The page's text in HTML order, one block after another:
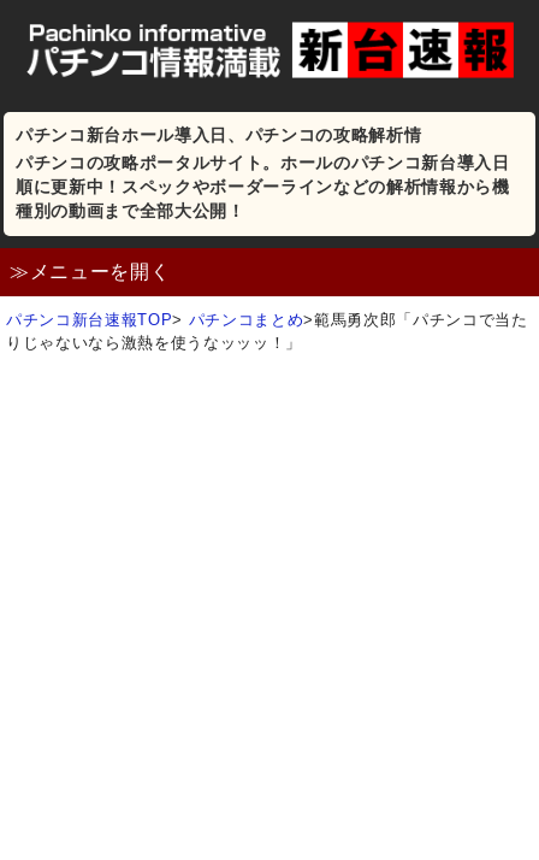
パチンコ新台ホール導入日、パチンコの攻略解析情
パチンコの攻略ポータルサイト。ホールのパチンコ新台導入日
順に更新中！スペックやボーダーラインなどの解析情報から機
種別の動画まで全部大公開！
≫メニューを開く
パチンコ新台速報TOP> パチンコまとめ>範馬勇次郎「パチンコで当た
りじゃないなら激熱を使うなッッッ！」